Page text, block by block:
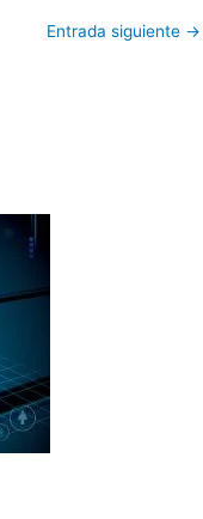
Entrada siguiente →